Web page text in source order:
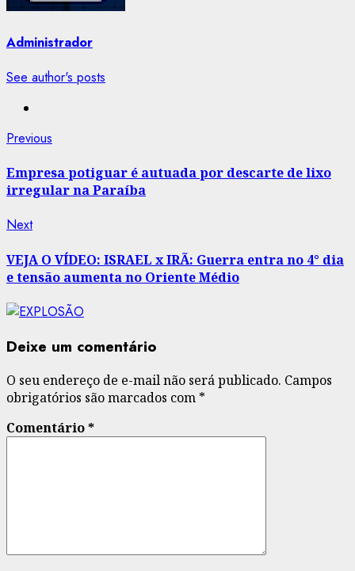
Administrador
See author's posts
Post
navigation
Previous
Empresa potiguar é autuada por descarte de lixo
irregular na Paraíba
NextNext
VEJA O VÍDEO: ISRAEL x IRÃ: Guerra entra no 4° dia
e tensão aumenta no Oriente Médio
Deixe um comentário
O seu endereço de e-mail não será publicado. Campos
obrigatórios são marcados com *
Comentário*